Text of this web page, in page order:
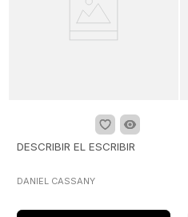
DESCRIBIR EL ESCRIBIR
DANIEL CASSANY